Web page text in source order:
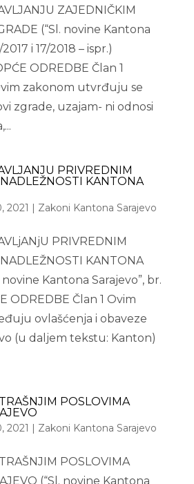
ZAJEDNIČKIM
(“Sl. novine Kantona
i 17/2018 – ispr.)
ODREDBE Član 1
zakonom utvrđuju se
zgrade, uzajam- ni odnosi
PRIVREDNIM
KANTONA
2021 | Zakoni Kantona Sarajevo
PRIVREDNIM
KANTONA
novine Kantona Sarajevo”, br.
ODREDBE Član 1 Ovim
ovlašćenja i obaveze
(u daljem tekstu: Kanton)
POSLOVIMA
2021 | Zakoni Kantona Sarajevo
POSLOVIMA
(“Sl. novine Kantona